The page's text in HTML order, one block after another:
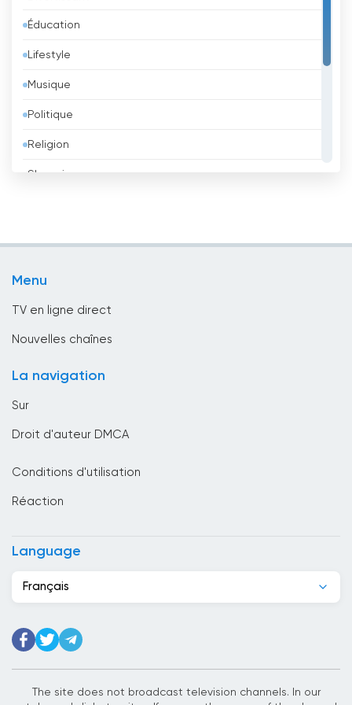
Bahreïn
Bangladesh
Barbade
Belgique
Belize
Canada
Colombie
Costa Rica
Éducation
Lifestyle
Musique
Politique
Religion
Shopping
Menu
TV en ligne direct
Nouvelles chaînes
La navigation
Sur
Droit d'auteur DMCA
Conditions d'utilisation
Réaction
Language
Français
The site does not broadcast television channels. In our